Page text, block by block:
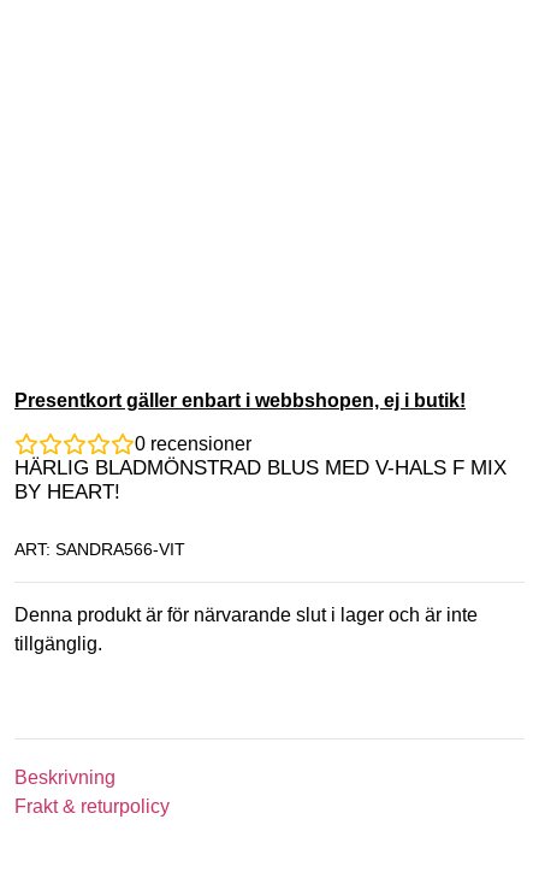
Presentkort gäller enbart i webbshopen, ej i butik!
0 recensioner
HÄRLIG BLADMÖNSTRAD BLUS MED V-HALS F MIX
BY HEART!
ART: SANDRA566-VIT
Denna produkt är för närvarande slut i lager och är inte
tillgänglig.
Beskrivning
Frakt & returpolicy